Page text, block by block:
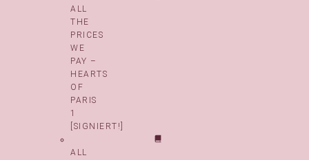
ALL
THE
PRICES
WE
PAY –
HEARTS
OF
PARIS
1
[SIGNIERT!]
ALL